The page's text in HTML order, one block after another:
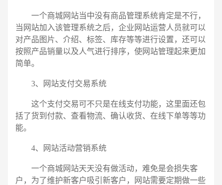
一个商城网站当中没有商品管理系统肯定是不行，
当网站加入该管理系统之后，企业网站运营人员就可以
对产品图片、介绍、标签、库存等等进行设置，还可以
按照产品销量以及人气进行排序，使网站管理起来更加
简单。
3、网站支付交易系统
这个支付交易可不只是在线支付功能，这里面还包
括了货到付款、查看物流、确认收货、在线下单等等功
能。
4、网站活动营销系统
一个商城网站天天没有做活动，难免是会损失客
户，为了维护新客户吸引新客户，网站需要定期做一些
电话